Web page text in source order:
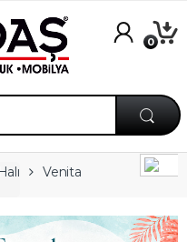
Halı Venita
0